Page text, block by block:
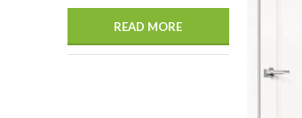
READ MORE